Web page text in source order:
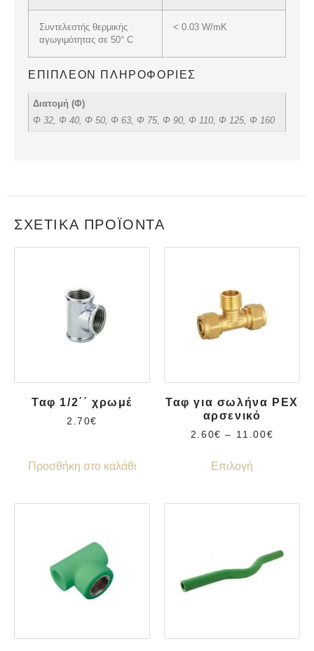
Συντελεστής θερμικής
αγωγιμότητας σε 50° C
< 0.03 W/mK
ΕΠΙΠΛΈΟΝ ΠΛΗΡΟΦΟΡΊΕΣ
Διατομή (Φ)
Φ 32, Φ 40, Φ 50, Φ 63, Φ 75, Φ 90, Φ 110, Φ 125, Φ 160
ΣΧΕΤΙΚΆ ΠΡΟΪΌΝΤΑ
Ταφ 1/2΄΄ χρωμέ
2.70€
Προσθήκη στο καλάθι
Ταφ για σωλήνα PEX
αρσενικό
2.60€ – 11.00€
Επιλογή